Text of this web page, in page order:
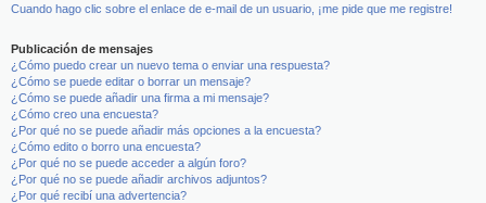
Cuando hago clic sobre el enlace de e-mail de un usuario, ¡me pide que me registre!
Publicación de mensajes
¿Cómo puedo crear un nuevo tema o enviar una respuesta?
¿Cómo se puede editar o borrar un mensaje?
¿Cómo se puede añadir una firma a mi mensaje?
¿Cómo creo una encuesta?
¿Por qué no se puede añadir más opciones a la encuesta?
¿Cómo edito o borro una encuesta?
¿Por qué no se puede acceder a algún foro?
¿Por qué no se puede añadir archivos adjuntos?
¿Por qué recibí una advertencia?